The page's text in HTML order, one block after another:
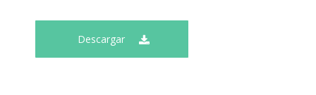
Descargar